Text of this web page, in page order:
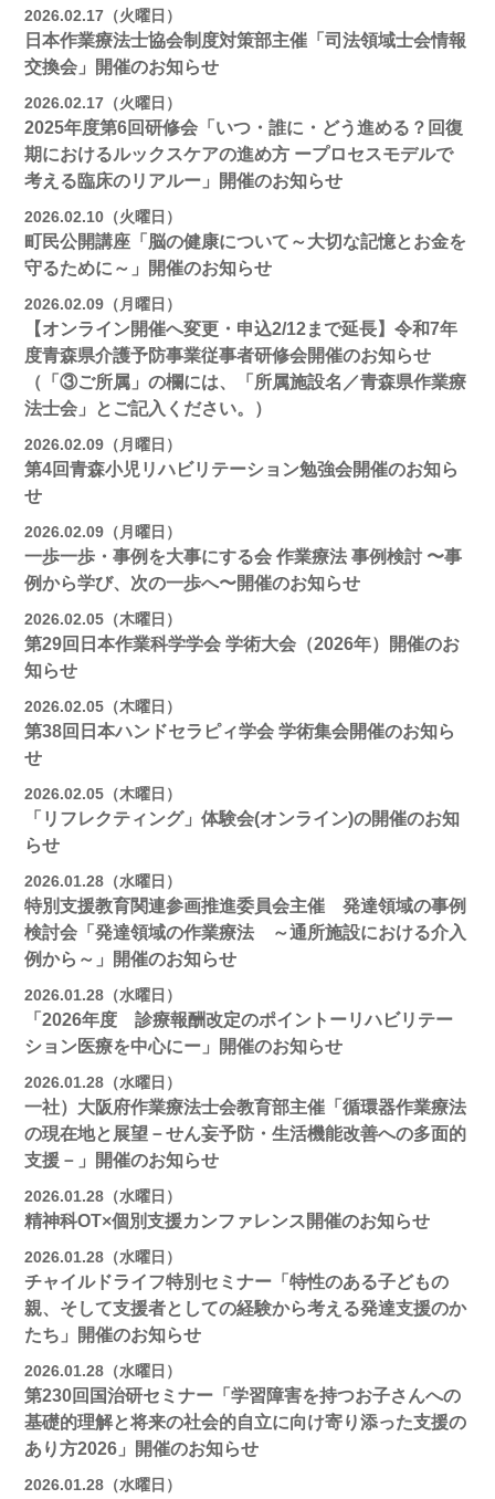
2026.02.17（火曜日）
日本作業療法士協会制度対策部主催「司法領域士会情報
交換会」開催のお知らせ
2026.02.17（火曜日）
2025年度第6回研修会「いつ・誰に・どう進める？回復
期におけるルックスケアの進め方 ープロセスモデルで
考える臨床のリアルー」開催のお知らせ
2026.02.10（火曜日）
町民公開講座「脳の健康について～大切な記憶とお金を
守るために～」開催のお知らせ
2026.02.09（月曜日）
【オンライン開催へ変更・申込2/12まで延長】令和7年
度青森県介護予防事業従事者研修会開催のお知らせ
（「③ご所属」の欄には、「所属施設名／青森県作業療
法士会」とご記入ください。）
2026.02.09（月曜日）
第4回青森小児リハビリテーション勉強会開催のお知ら
せ
2026.02.09（月曜日）
一歩一歩・事例を大事にする会 作業療法 事例検討 〜事
例から学び、次の一歩へ〜開催のお知らせ
2026.02.05（木曜日）
第29回日本作業科学学会 学術大会（2026年）開催のお
知らせ
2026.02.05（木曜日）
第38回日本ハンドセラピィ学会 学術集会開催のお知ら
せ
2026.02.05（木曜日）
「リフレクティング」体験会(オンライン)の開催のお知
らせ
2026.01.28（水曜日）
特別支援教育関連参画推進委員会主催 発達領域の事例
検討会「発達領域の作業療法 ～通所施設における介入
例から～」開催のお知らせ
2026.01.28（水曜日）
「2026年度 診療報酬改定のポイントーリハビリテー
ション医療を中心にー」開催のお知らせ
2026.01.28（水曜日）
一社）大阪府作業療法士会教育部主催「循環器作業療法
の現在地と展望－せん妄予防・生活機能改善への多面的
支援－」開催のお知らせ
2026.01.28（水曜日）
精神科OT×個別支援カンファレンス開催のお知らせ
2026.01.28（水曜日）
チャイルドライフ特別セミナー「特性のある子どもの
親、そして支援者としての経験から考える発達支援のか
たち」開催のお知らせ
2026.01.28（水曜日）
第230回国治研セミナー「学習障害を持つお子さんへの
基礎的理解と将来の社会的自立に向け寄り添った支援の
あり方2026」開催のお知らせ
2026.01.28（水曜日）